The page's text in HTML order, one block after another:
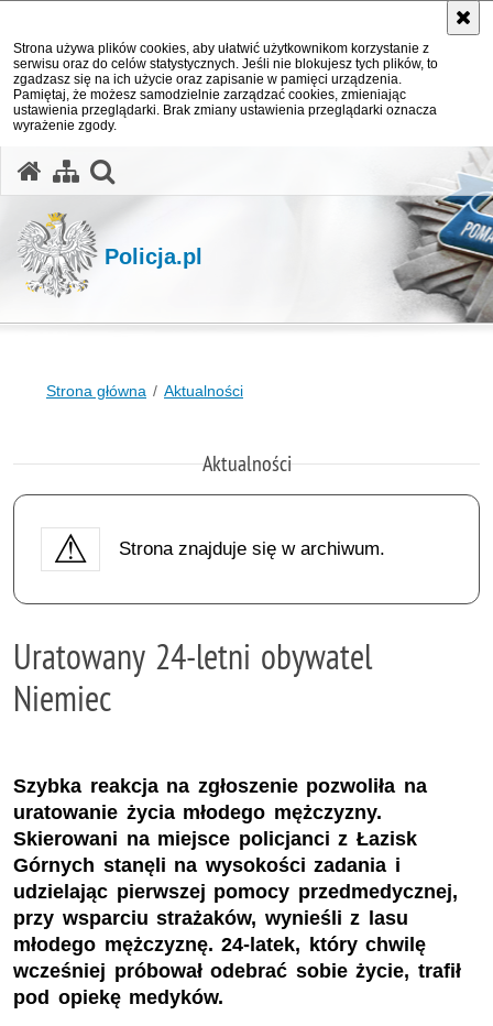
Strona używa plików cookies, aby ułatwić użytkownikom korzystanie z
serwisu oraz do celów statystycznych. Jeśli nie blokujesz tych plików, to
zgadzasz się na ich użycie oraz zapisanie w pamięci urządzenia.
Pamiętaj, że możesz samodzielnie zarządzać cookies, zmieniając
ustawienia przeglądarki. Brak zmiany ustawienia przeglądarki oznacza
wyrażenie zgody.
Policja.pl
Strona główna Aktualności
Aktualności
Strona znajduje się w archiwum.
Uratowany 24-letni obywatel
Niemiec
Szybka reakcja na zgłoszenie pozwoliła na
uratowanie życia młodego mężczyzny.
Skierowani na miejsce policjanci z Łazisk
Górnych stanęli na wysokości zadania i
udzielając pierwszej pomocy przedmedycznej,
przy wsparciu strażaków, wynieśli z lasu
młodego mężczyznę. 24-latek, który chwilę
wcześniej próbował odebrać sobie życie, trafił
pod opiekę medyków.